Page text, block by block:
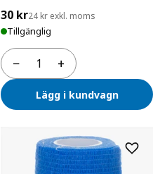
30 kr24 kr exkl. moms
Tillgänglig
−
Antal +
Lägg i kundvagn